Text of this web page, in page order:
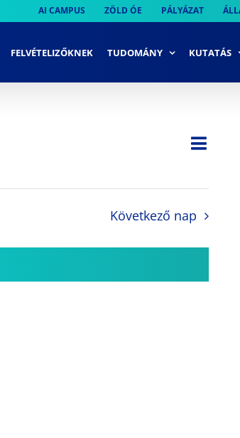
AI CAMPUS ZÖLD ÓE PÁLYÁZAT
FELVÉTELIZŐKNEK TUDOMÁNY KUTATÁS
Nap
Következő nap